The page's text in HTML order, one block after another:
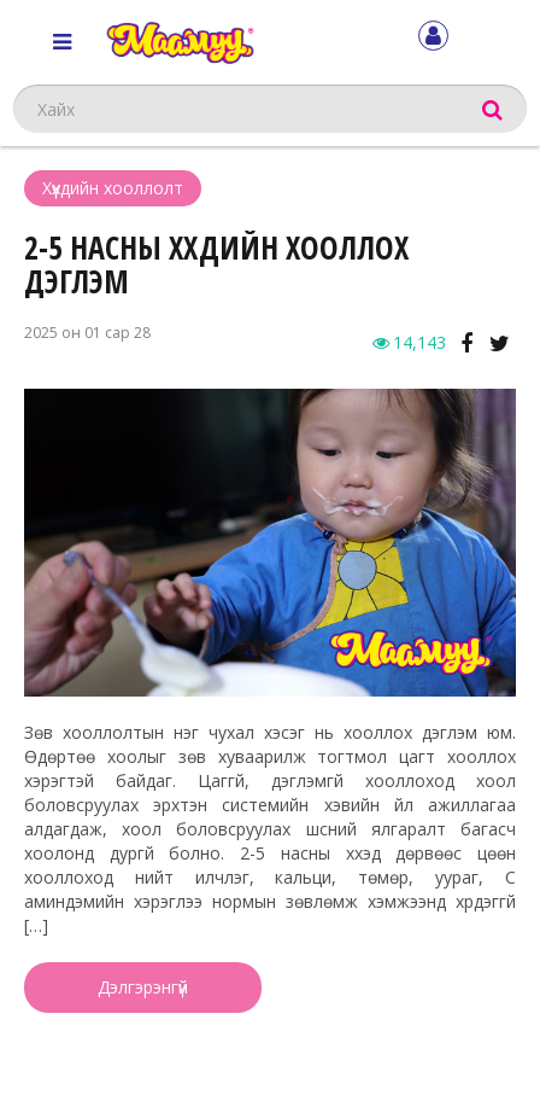
Хайх
Хүүхдийн хооллолт
2-5 НАСНЫ ХҮҮХДИЙН ХООЛЛОХ
ДЭГЛЭМ
2025 он 01 сар 28 14,143
Зөв хооллолтын нэг чухал хэсэг нь хооллох дэглэм юм.
Өдөртөө хоолыг зөв хуваарилж тогтмол цагт хооллох
хэрэгтэй байдаг. Цаггүй, дэглэмгүй хооллоход хоол
боловсруулах эрхтэн системийн хэвийн үйл ажиллагаа
алдагдаж, хоол боловсруулах шүүсний ялгаралт багасч
хоолонд дургүй болно. 2-5 насны хүүхэд дөрвөөс цөөн
хооллоход нийт илчлэг, кальци, төмөр, уураг, С
аминдэмийн хэрэглээ нормын зөвлөмж хэмжээнд хүрдэггүй
[…]
Дэлгэрэнгүй